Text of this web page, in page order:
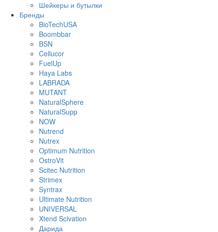
Шейкеры и бутылки
Бренды
BioTechUSA
Boombbar
BSN
Cellucor
FuelUp
Haya Labs
LABRADA
MUTANT
NaturalSphere
NaturalSupp
NOW
Nutrend
Nutrex
Optimum Nutrition
OstroVit
Scitec Nutrition
Strimex
Syntrax
Ultimate Nutrition
UNIVERSAL
Xtend Scivation
Дарида